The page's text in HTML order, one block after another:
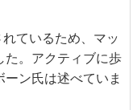
ているため、マッ
た。アクティブに歩
ン氏は述べていま